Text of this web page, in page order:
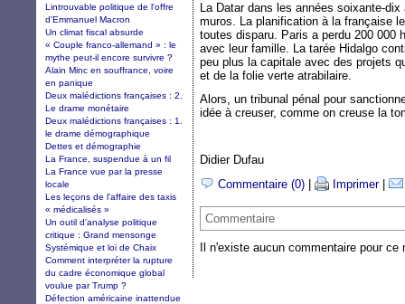
La Datar dans les années soixante-
muros. La planification à la française
toutes disparu. Paris a perdu 200 000
avec leur famille. La tarée Hidalgo
peu plus la capitale avec des projets
et de la folie verte atrabilaire.
Alors, un tribunal pénal pour
idée à creuser, comme on creuse la
Didier Dufau
Commentaire (0)
Imprimer|
Commentaire
Il n'existe aucun commentaire pour ce
Lintrouvable politique de l'offre
d'Emmanuel Macron
Un climat fiscal absurde
« Couple franco-allemand » : le
mythe peut-il encore survivre ?
Alain Minc en souffrance, voire
en panique
Deux malédictions françaises : 2.
Le drame monétaire
Deux malédictions françaises : 1.
le drame démographique
Dettes et démographie
La France, suspendue à un fil
La France vue par la presse
locale
Les leçons de l’affaire des taxis
« médicalisés »
Un outil d'analyse politique
critique : Grand mensonge
Systémique et loi de Chaix
Comment interpréter la rupture
du cadre économique global
voulue par Trump ?
Défection américaine inattendue